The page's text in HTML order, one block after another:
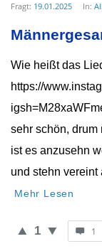
Fragt: 19.01.2025 In:
Wie heißt das
https://
sehr schön, drum
ist es anzusehn
und stehn vereint
Mehr Lesen
1 1